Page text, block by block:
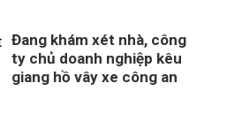
Đang khám xét nhà, công
ty chủ doanh nghiệp kêu
giang hồ vây xe công an